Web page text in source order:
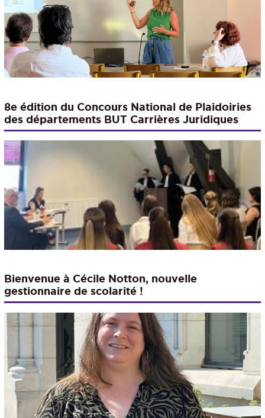
8e édition du Concours National de Plaidoiries
des départements BUT Carrières Juridiques
Bienvenue à Cécile Notton, nouvelle
gestionnaire de scolarité !